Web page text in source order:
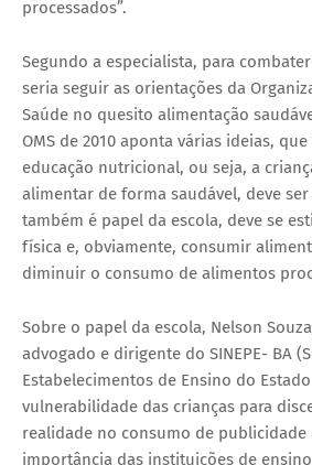
processados”.
Segundo a especialista, para
seria seguir as orientações da
Saúde no quesito alimentação
OMS de 2010 aponta várias ideias,
educação nutricional, ou seja, a
alimentar de forma saudável, deve
também é papel da escola, deve se
física e, obviamente, consumir
diminuir o consumo de alimentos
Sobre o papel da escola, Nelson
advogado e dirigente do SINEPE- BA
Estabelecimentos de Ensino do
vulnerabilidade das crianças para
realidade no consumo de publicidade
importância das instituições de